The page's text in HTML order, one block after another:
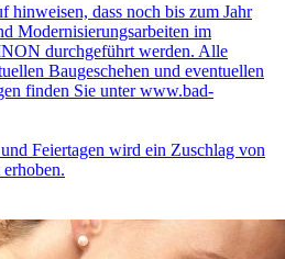
hinweisen, dass noch bis zum Jahr
Modernisierungsarbeiten im
durchgeführt werden. Alle
Baugeschehen und eventuellen
finden Sie unter www.bad-
Feiertagen wird ein Zuschlag von